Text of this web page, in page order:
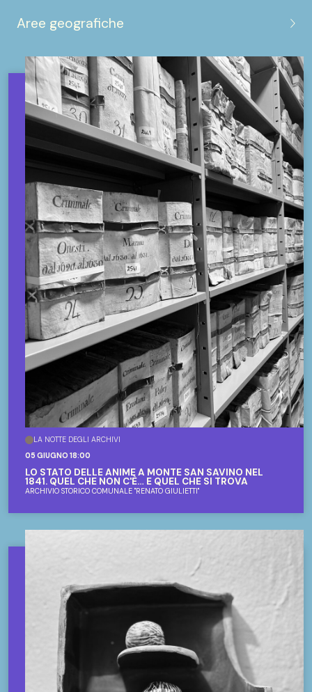
Aree geografiche
LA NOTTE DEGLI ARCHIVI
05 GIUGNO 18:00
LO STATO DELLE ANIME A MONTE SAN SAVINO NEL
1841. QUEL CHE NON C'È… E QUEL CHE SI TROVA
ARCHIVIO STORICO COMUNALE "RENATO GIULIETTI"